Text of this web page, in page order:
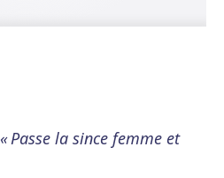
« Passe la since femme et